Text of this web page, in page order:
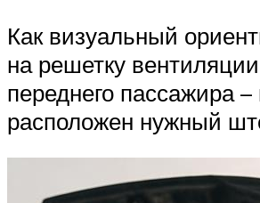
Как визуальный
на решетку
переднего пассажира
расположен нужный